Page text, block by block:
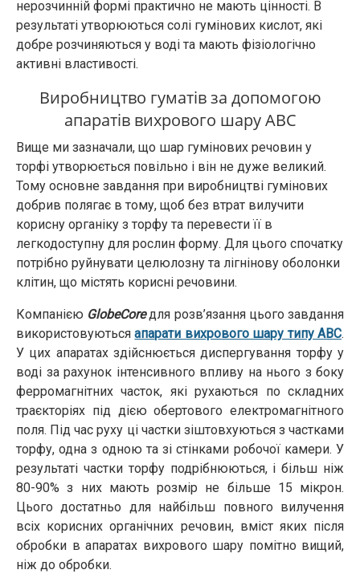
нерозчинній формі практично не мають цінності. В
результаті утворюються солі гумінових кислот, які
добре розчиняються у воді та мають фізіологічно
активні властивості.
Виробництво гуматів за допомогою
апаратів вихрового шару АВС
Вище ми зазначали, що шар гумінових речовин у
торфі утворюється повільно і він не дуже великий.
Тому основне завдання при виробництві гумінових
добрив полягає в тому, щоб без втрат вилучити
корисну органіку з торфу та перевести її в
легкодоступну для рослин форму. Для цього спочатку
потрібно руйнувати целюлозну та лігнінову оболонки
клітин, що містять корисні речовини.
Компанією GlobeCoreдля розв’язання цього завдання
використовуютьсяапарати вихрового шару типу АВС.
У цих апаратах здійснюється диспергування торфу у
воді за рахунок інтенсивного впливу на нього з боку
ферромагнітних часток, які рухаються по складних
траєкторіях під дією обертового електромагнітного
поля. Під час руху ці частки зіштовхуються з частками
торфу, одна з одною та зі стінками робочої камери. У
результаті частки торфу подрібнюються, і більш ніж
80-90% з них мають розмір не більше 15 мікрон.
Цього достатньо для найбільш повного вилучення
всіх корисних органічних речовин, вміст яких після
обробки в апаратах вихрового шару помітно вищий,
ніж до обробки.